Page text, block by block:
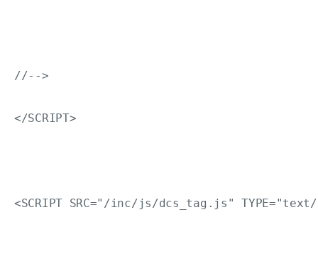
//-->
</SCRIPT>
<SCRIPT SRC="/inc/js/dcs_tag.js"